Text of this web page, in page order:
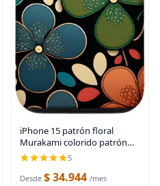
iPhone 15 patrón floral
Murakami colorido patrón
caso
5
Desde $ 34.944 /mes